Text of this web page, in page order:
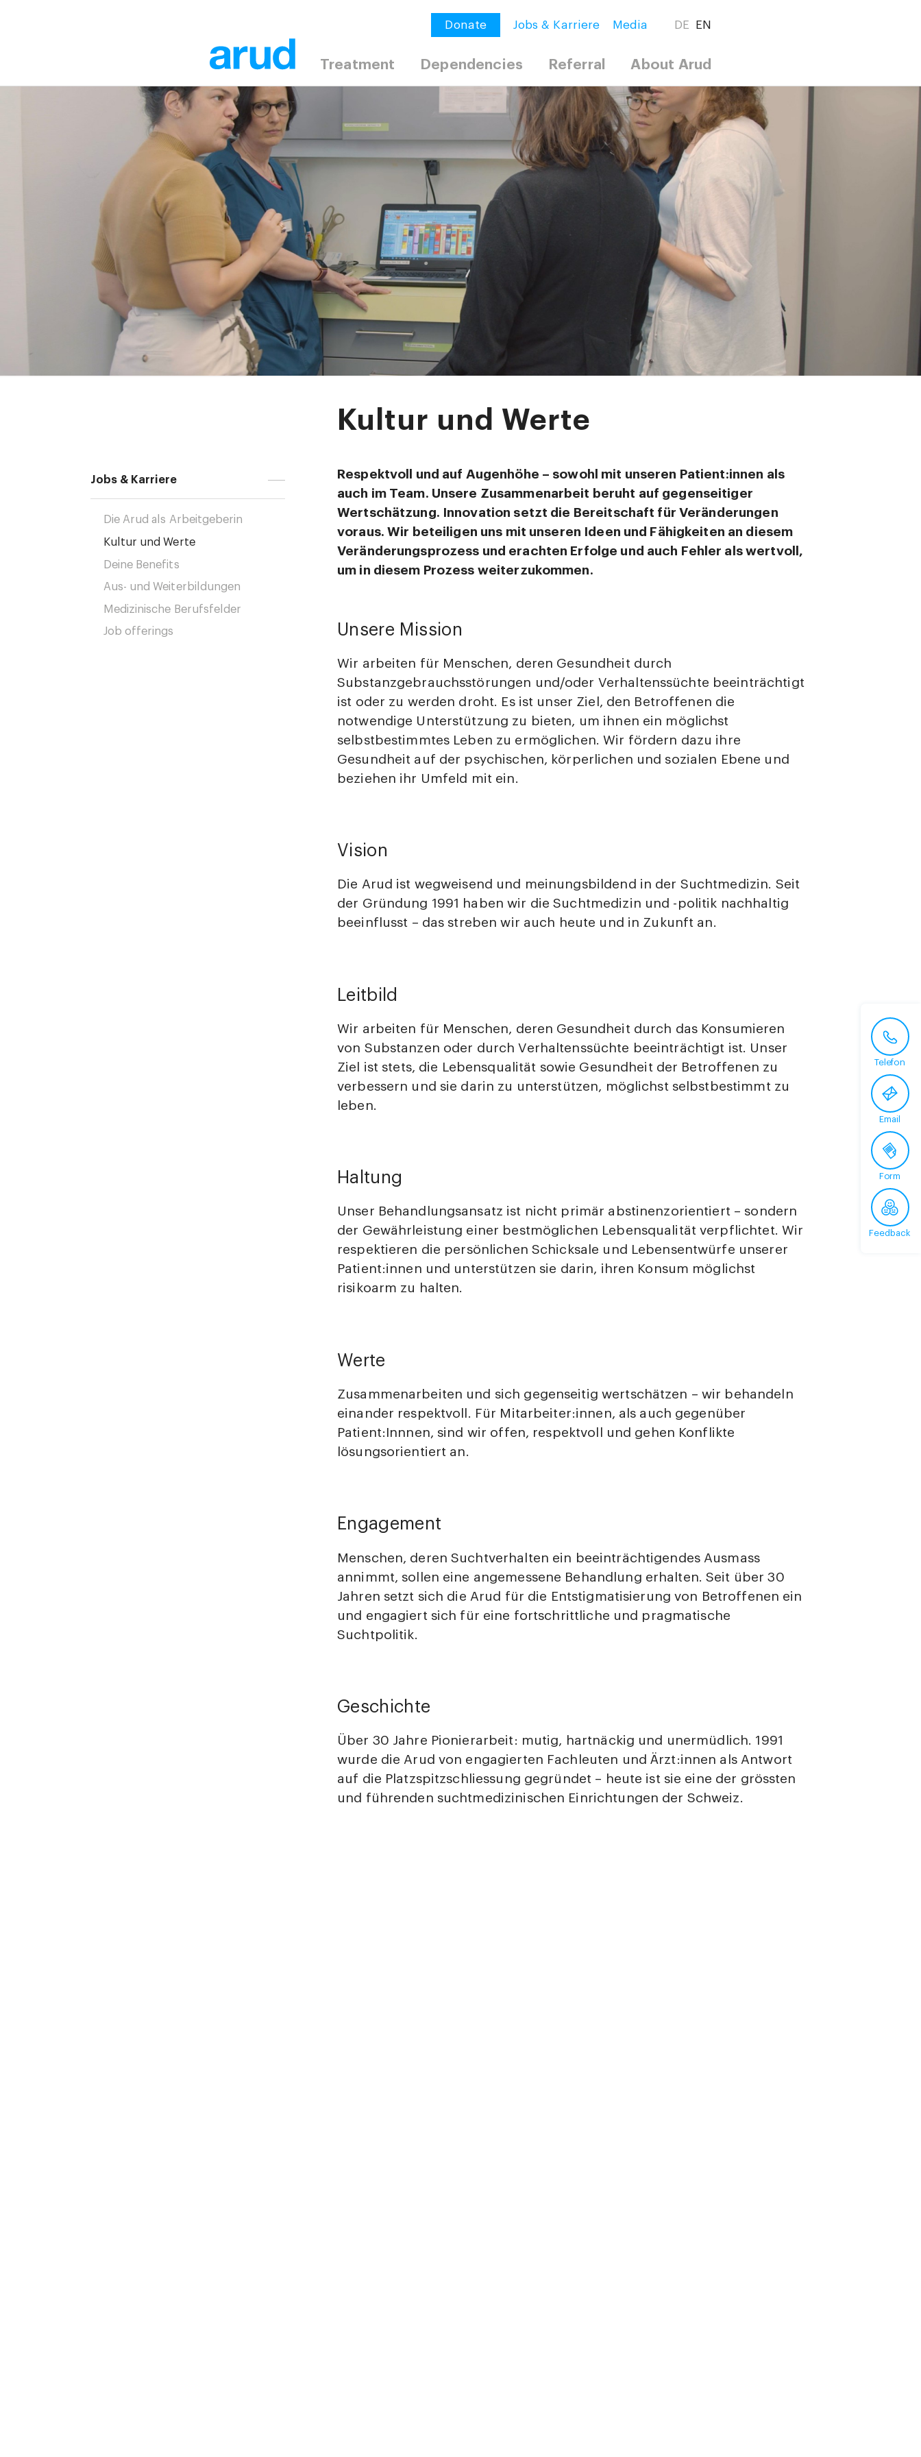
Donate Jobs & Karriere Media DE EN
Treatment Dependencies Referral About Arud
Kultur und Werte
Jobs & Karriere
Die Arud als Arbeitgeberin
Kultur und Werte
Deine Benefits
Aus- und Weiterbildungen
Medizinische Berufsfelder
Job offerings
Respektvoll und auf Augenhöhe – sowohl mit unseren Patient:innen als
auch im Team. Unsere Zusammenarbeit beruht auf gegenseitiger
Wertschätzung. Innovation setzt die Bereitschaft für Veränderungen
voraus. Wir beteiligen uns mit unseren Ideen und Fähigkeiten an diesem
Veränderungsprozess und erachten Erfolge und auch Fehler als wertvoll,
um in diesem Prozess weiterzukommen.
Unsere Mission
Wir arbeiten für Menschen, deren Gesundheit durch
Substanzgebrauchsstörungen und/oder Verhaltenssüchte beeinträchtigt
ist oder zu werden droht. Es ist unser Ziel, den Betroffenen die
notwendige Unterstützung zu bieten, um ihnen ein möglichst
selbstbestimmtes Leben zu ermöglichen. Wir fördern dazu ihre
Gesundheit auf der psychischen, körperlichen und sozialen Ebene und
beziehen ihr Umfeld mit ein.
Vision
Die Arud ist wegweisend und meinungsbildend in der Suchtmedizin. Seit
der Gründung 1991 haben wir die Suchtmedizin und -politik nachhaltig
beeinflusst – das streben wir auch heute und in Zukunft an.
Leitbild
Wir arbeiten für Menschen, deren Gesundheit durch das Konsumieren
von Substanzen oder durch Verhaltenssüchte beeinträchtigt ist. Unser
Ziel ist stets, die Lebensqualität sowie Gesundheit der Betroffenen zu
verbessern und sie darin zu unterstützen, möglichst selbstbestimmt zu
leben.
Haltung
Unser Behandlungsansatz ist nicht primär abstinenzorientiert – sondern
der Gewährleistung einer bestmöglichen Lebensqualität verpflichtet. Wir
respektieren die persönlichen Schicksale und Lebensentwürfe unserer
Patient:innen und unterstützen sie darin, ihren Konsum möglichst
risikoarm zu halten.
Werte
Zusammenarbeiten und sich gegenseitig wertschätzen – wir behandeln
einander respektvoll. Für Mitarbeiter:innen, als auch gegenüber
Patient:Innnen, sind wir offen, respektvoll und gehen Konflikte
lösungsorientiert an.
Engagement
Menschen, deren Suchtverhalten ein beeinträchtigendes Ausmass
annimmt, sollen eine angemessene Behandlung erhalten. Seit über 30
Jahren setzt sich die Arud für die Entstigmatisierung von Betroffenen ein
und engagiert sich für eine fortschrittliche und pragmatische
Suchtpolitik.
Geschichte
Über 30 Jahre Pionierarbeit: mutig, hartnäckig und unermüdlich. 1991
wurde die Arud von engagierten Fachleuten und Ärzt:innen als Antwort
auf die Platzspitzschliessung gegründet – heute ist sie eine der grössten
und führenden suchtmedizinischen Einrichtungen der Schweiz.
Telefon
Email
Form
Feedback